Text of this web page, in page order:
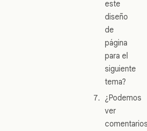
este
diseño
de
página
para el
siguiente
tema?
¿Podemos
ver